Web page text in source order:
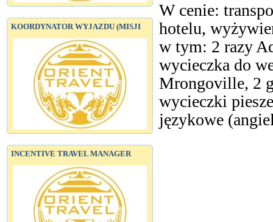
KOORDYNATOR WYJAZDU (MISJI
INCENTIVE TRAVEL MANAGER
W cenie:
hotelu,
w tym: 2 razy
wycieczka do
Mrongoville, 2
wycieczki
językowe